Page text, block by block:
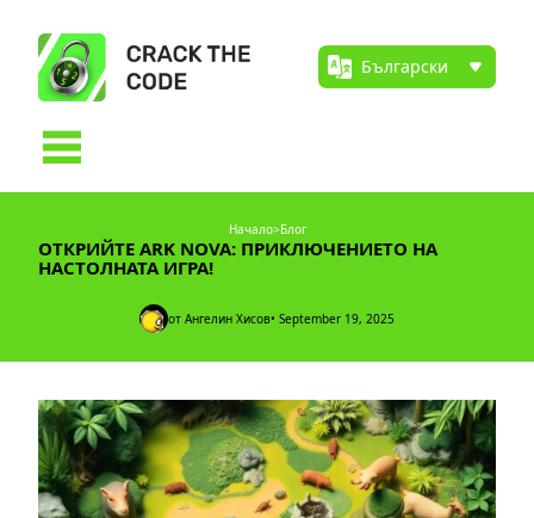
Начало>Блог
ОТКРИЙТЕ ARK NOVA: ПРИКЛЮЧЕНИЕТО НА
НАСТОЛНАТА ИГРА!
от Ангелин Хисов• September 19, 2025